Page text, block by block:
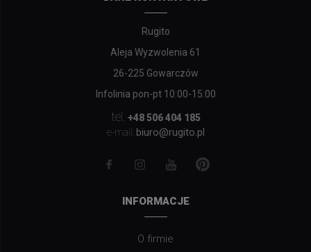
Rugito
Aleja Wyzwolenia 61
26-225 Gowarczów
Infolinia pon-pt 10:00-15:00
tel. +48 506 404 185
e-mail: biuro@rugito.pl
INFORMACJE
O firmie